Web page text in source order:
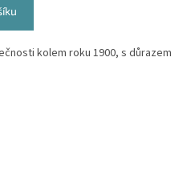
kolem roku 1900, s důrazem